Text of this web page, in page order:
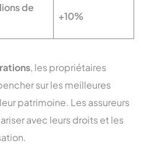
de
+10%
, les propriétaires
sur les meilleures
patrimoine. Les assureurs
avec leurs droits et les